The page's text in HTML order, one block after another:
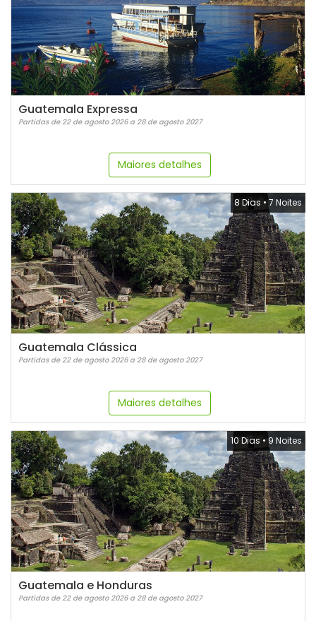
Guatemala Expressa
Partidas de 22 de agosto 2026 a 28 de agosto 2027
Maiores detalhes
8 Dias •7 Noites
Guatemala Clássica
Partidas de 22 de agosto 2026 a 28 de agosto 2027
Maiores detalhes
10 Dias •9 Noites
Guatemala e Honduras
Partidas de 22 de agosto 2026 a 28 de agosto 2027